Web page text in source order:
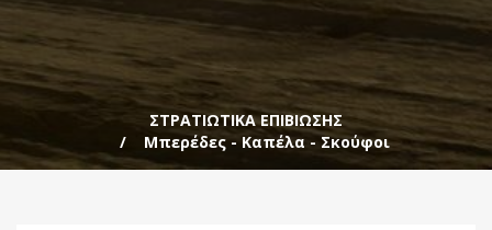
ΣΤΡΑΤΙΩΤΙΚΑ ΕΠΙΒΙΩΣΗΣ
Μπερέδες - Καπέλα - Σκούφοι